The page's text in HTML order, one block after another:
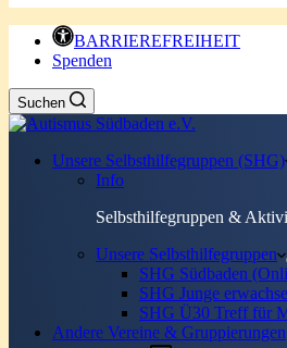
BARRIEREFREIHEIT
Spenden
Suchen
Unsere Selbsthilfegruppen (SHG)
Info
Selbsthilfegruppen &
Unsere Selbsthilfegruppen
SHG Südbaden
SHG Junge
SHG Ü30 Treff für
Andere Vereine & Gruppierungen